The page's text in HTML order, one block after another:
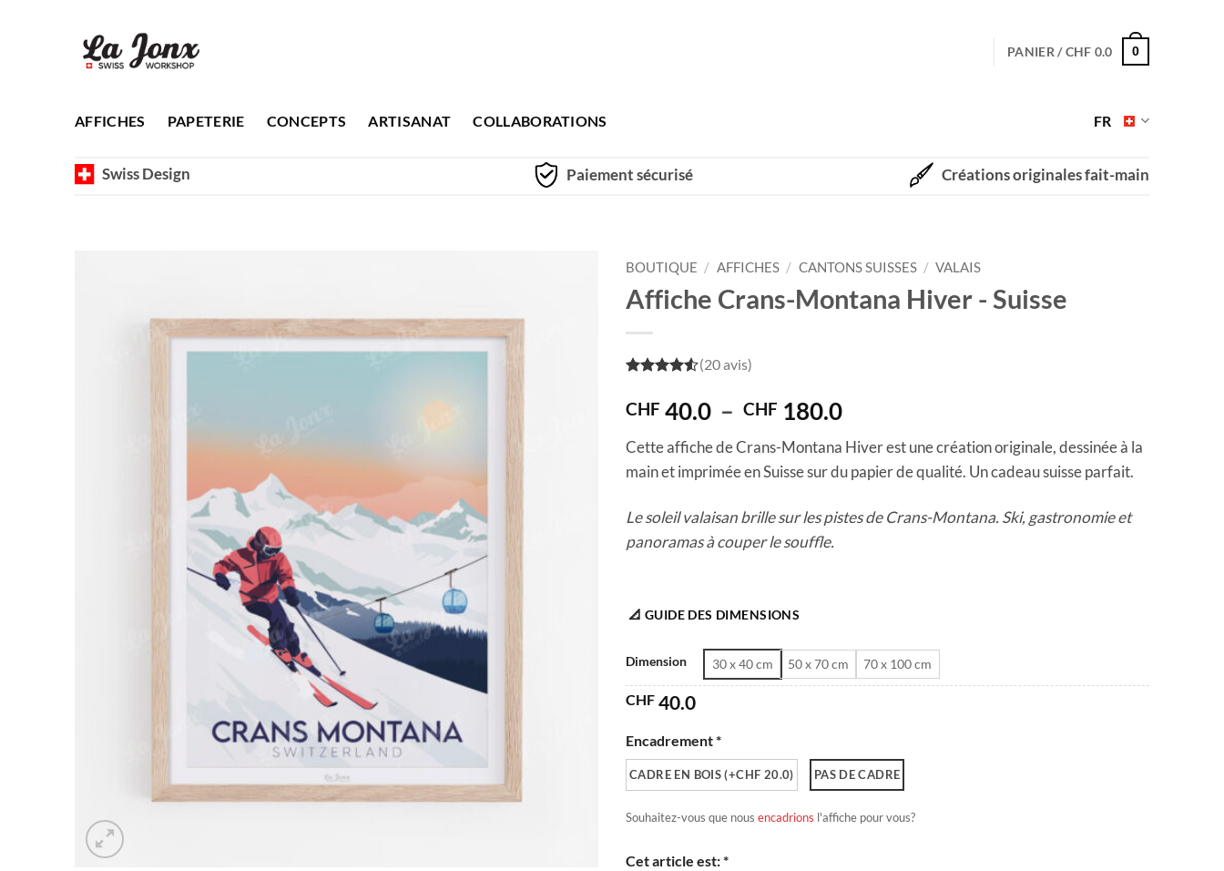
PANIER /CHF 0.0 0
AFFICHES PAPETERIE CONCEPTS ARTISANAT COLLABORATIONS FR
Swiss Design Paiement sécurisé Créations originales fait-main
BOUTIQUE / AFFICHES / CANTONS SUISSES / VALAIS
Affiche Crans-Montana Hiver - Suisse
5
(20 avis)
CHF 40.0 – CHF 180.0Plage
prix :
CHF 40.0
CHF 180.0
Cette affiche de Crans-Montana Hiver est une création originale, dessinée à la
main et imprimée en Suisse sur du papier de qualité. Un cadeau suisse parfait.
Le soleil valaisan brille sur les pistes de Crans-Montana. Ski, gastronomie et
panoramas à couper le souffle.
📐 GUIDE DES DIMENSIONS
Dimension 30 x 40 cm 50 x 70 cm 70 x 100 cm
CHF 40.0
Encadrement *
CADRE EN BOIS (+CHF 20.0) PAS DE CADRE
Souhaitez-vous que nous encadrions l'affiche pour vous?
Cet article est: *